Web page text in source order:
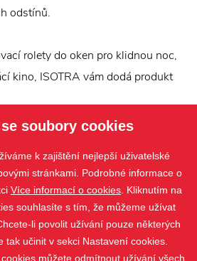
odstínů.
rolety do oken pro klidnou noc,
kino, ISOTRA vám dodá produkt
soubory cookies
k zajištění nejlepší uživatelské
stránkami. Podrobné informace o
Více informací o cookies . Kliknutím na
souhlasíte s tím, že můžeme užívat
li povolit užívání pouze některých
tak učinit v sekci Nastavení cookies.
můžete odmítnout užívání všech